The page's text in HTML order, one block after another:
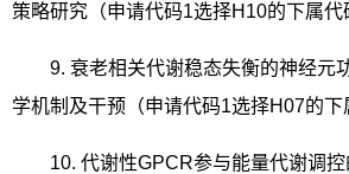
策略研究（申请代码1选择H10的下属代
9. 衰老相关代谢稳态失衡的神经元
学机制及干预（申请代码1选择H07的下
10. 代谢性GPCR参与能量代谢调